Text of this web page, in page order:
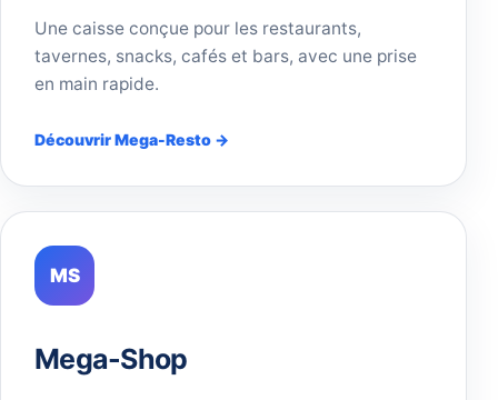
Une caisse conçue pour les restaurants,
tavernes, snacks, cafés et bars, avec une prise
en main rapide.
Découvrir Mega-Resto →
MS
Mega-Shop